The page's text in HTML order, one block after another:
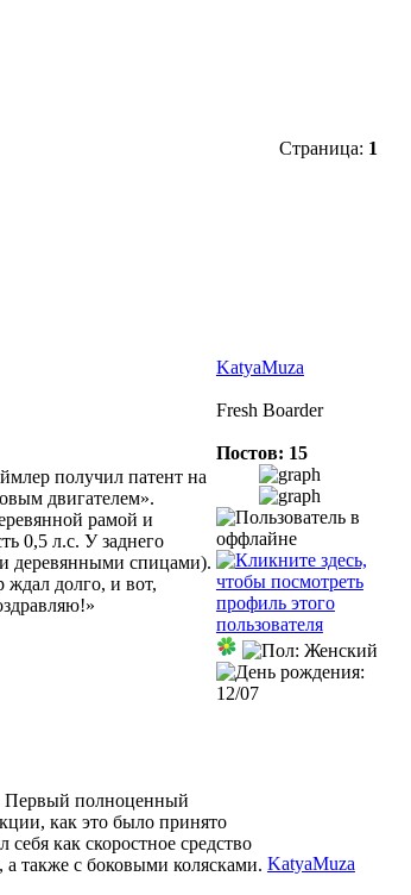
Страница: 1
получил патент на
двигателем».
рамой и
0,5 л.с. У заднего
деревянными спицами).
долго, и вот,
KatyaMuza
Fresh Boarder
Постов: 15
Первый полноценный
как это было принято
как скоростное средство
также с боковыми колясками. KatyaMuza